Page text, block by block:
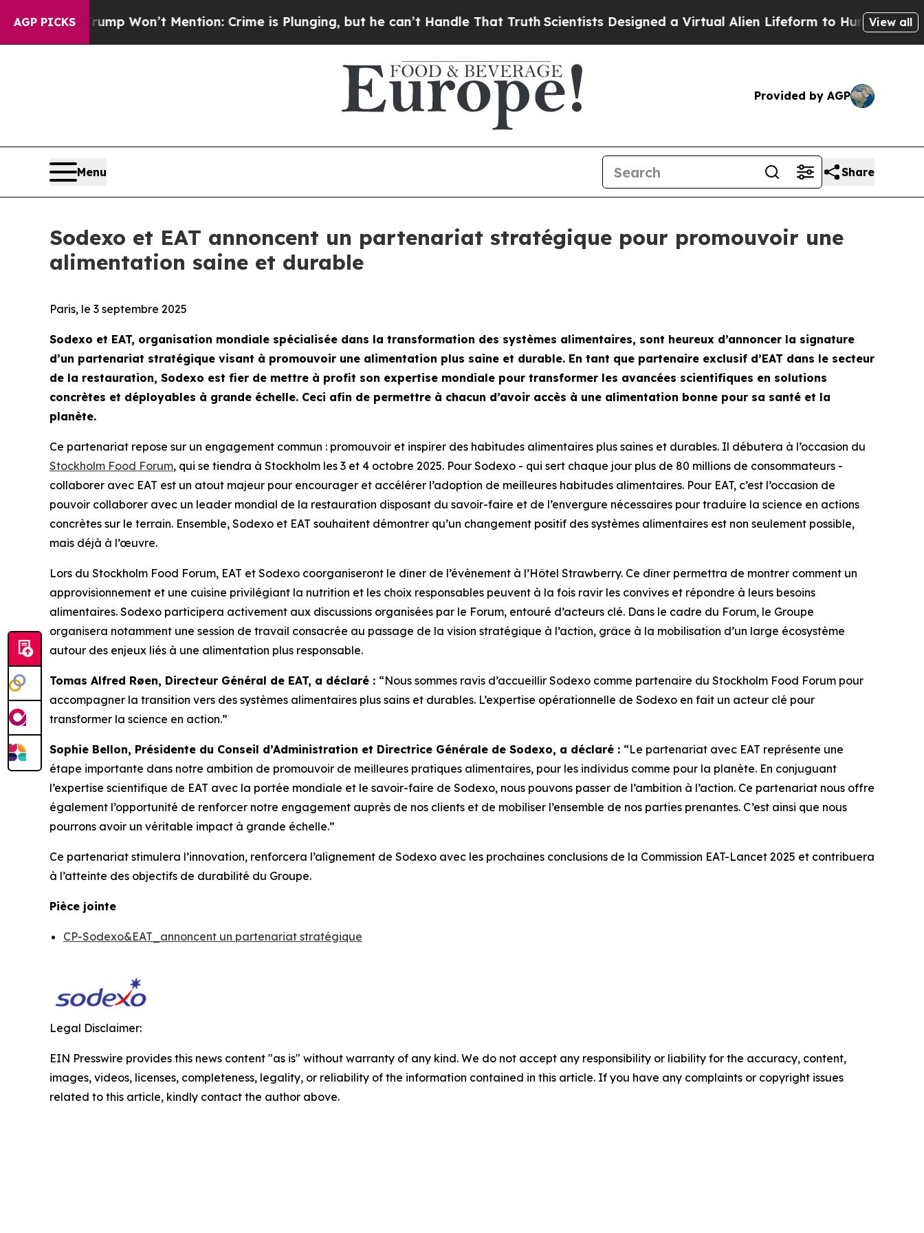
AGP PICKS
News Trump Won’t Mention: Crime is Plunging, but he can’t Handle That Truth Scientists Designed a Virtual Alien Lifeform to Hunt for View all
Provided by AGP
Menu Share
Sodexo et EAT annoncent un partenariat stratégique pour promouvoir une
alimentation saine et durable
Paris, le 3 septembre 2025
Sodexo et EAT, organisation mondiale spécialisée dans la transformation des systèmes alimentaires, sont heureux d’annoncer la signature
d’un partenariat stratégique visant à promouvoir une alimentation plus saine et durable. En tant que partenaire exclusif d’EAT dans le secteur
de la restauration, Sodexo est fier de mettre à profit son expertise mondiale pour transformer les avancées scientifiques en solutions
concrètes et déployables à grande échelle. Ceci afin de permettre à chacun d’avoir accès à une alimentation bonne pour sa santé et la
planète.
Ce partenariat repose sur un engagement commun : promouvoir et inspirer des habitudes alimentaires plus saines et durables. Il débutera à l’occasion du
Stockholm Food Forum, qui se tiendra à Stockholm les 3 et 4 octobre 2025. Pour Sodexo - qui sert chaque jour plus de 80 millions de consommateurs -
collaborer avec EAT est un atout majeur pour encourager et accélérer l’adoption de meilleures habitudes alimentaires. Pour EAT, c’est l’occasion de
pouvoir collaborer avec un leader mondial de la restauration disposant du savoir-faire et de l’envergure nécessaires pour traduire la science en actions
concrètes sur le terrain. Ensemble, Sodexo et EAT souhaitent démontrer qu’un changement positif des systèmes alimentaires est non seulement possible,
mais déjà à l’œuvre.
Lors du Stockholm Food Forum, EAT et Sodexo coorganiseront le dîner de l’évènement à l’Hôtel Strawberry. Ce dîner permettra de montrer comment un
approvisionnement et une cuisine privilégiant la nutrition et les choix responsables peuvent à la fois ravir les convives et répondre à leurs besoins
alimentaires. Sodexo participera activement aux discussions organisées par le Forum, entouré d’acteurs clé. Dans le cadre du Forum, le Groupe
organisera notamment une session de travail consacrée au passage de la vision stratégique à l’action, grâce à la mobilisation d’un large écosystème
autour des enjeux liés à une alimentation plus responsable.
Tomas Alfred Røen, Directeur Général de EAT, a déclaré : “Nous sommes ravis d’accueillir Sodexo comme partenaire du Stockholm Food Forum pour
accompagner la transition vers des systèmes alimentaires plus sains et durables. L’expertise opérationnelle de Sodexo en fait un acteur clé pour
transformer la science en action.”
Sophie Bellon, Présidente du Conseil d’Administration et Directrice Générale de Sodexo, a déclaré : “Le partenariat avec EAT représente une
étape importante dans notre ambition de promouvoir de meilleures pratiques alimentaires, pour les individus comme pour la planète. En conjuguant
l’expertise scientifique de EAT avec la portée mondiale et le savoir-faire de Sodexo, nous pouvons passer de l’ambition à l’action. Ce partenariat nous offre
également l’opportunité de renforcer notre engagement auprès de nos clients et de mobiliser l’ensemble de nos parties prenantes. C’est ainsi que nous
pourrons avoir un véritable impact à grande échelle.”
Ce partenariat stimulera l’innovation, renforcera l’alignement de Sodexo avec les prochaines conclusions de la Commission EAT-Lancet 2025 et contribuera
à l’atteinte des objectifs de durabilité du Groupe.
Pièce jointe
CP-Sodexo&EAT_annoncent un partenariat stratégique
Legal Disclaimer:
EIN Presswire provides this news content "as is" without warranty of any kind. We do not accept any responsibility or liability for the accuracy, content,
images, videos, licenses, completeness, legality, or reliability of the information contained in this article. If you have any complaints or copyright issues
related to this article, kindly contact the author above.